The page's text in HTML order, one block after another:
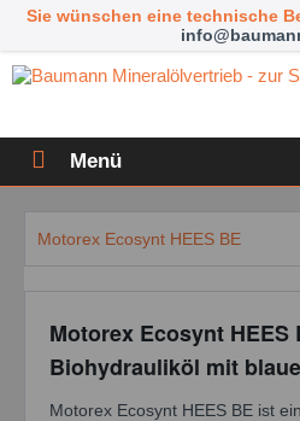
Sie wünschen eine technische
Menü
Motorex Ecosynt HEES BE
Motorex Ecosynt HEES
Biohydrauliköl mit
Motorex Ecosynt HEES BE ist